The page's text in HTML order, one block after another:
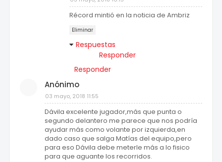
Récord mintió en la noticia de Ambriz
Eliminar
Respuestas
Responder
Responder
Anónimo
03 mayo, 2018 11:55
Dávila excelente jugador,más que punta o
segundo delantero me parece que nos podría
ayudar más como volante por izquierda,en
dado caso que salga Matías del equipo,pero
para eso Dávila debe meterle más a lo fisico
para que aguante los recorridos.